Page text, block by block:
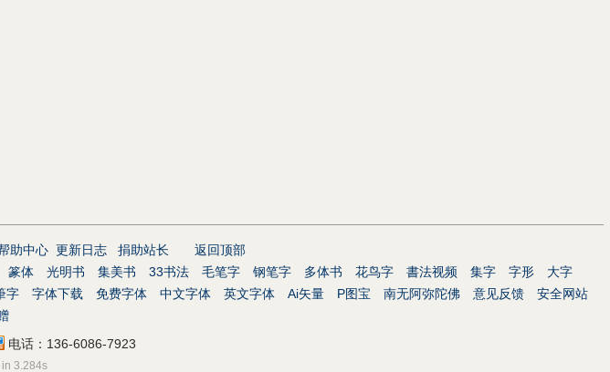
助中心 更新日志 捐助站长
返回顶部
篆体 光明书 集美书 33书法 毛笔字 钢笔字 多体书 花鸟字 書法视频 集字 字形
大字
字 字体下载 免费字体 中文字体 英文字体 Ai矢量 P图宝 南无阿弥陀佛 意见反馈
安全网站
电话：136-6086-7923
3.284s